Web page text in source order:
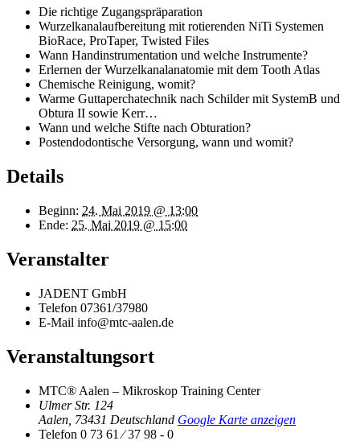
Die richtige Zugangspräparation
Wurzelkanalaufbereitung mit rotierenden NiTi Systemen
BioRace, ProTaper, Twisted Files
Wann Handinstrumentation und welche Instrumente?
Erlernen der Wurzelkanalanatomie mit dem Tooth Atlas
Chemische Reinigung, womit?
Warme Guttaperchatechnik nach Schilder mit SystemB und
Obtura II sowie Kerr…
Wann und welche Stifte nach Obturation?
Postendodontische Versorgung, wann und womit?
Details
Beginn: 24. Mai 2019 @ 13:00
Ende: 25. Mai 2019 @ 15:00
Veranstalter
JADENT GmbH
Telefon 07361/37980
E-Mail info@mtc-aalen.de
Veranstaltungsort
MTC® Aalen – Mikroskop Training Center
Ulmer Str. 124
Aalen 73431 Deutschland Google Karte anzeigen
Telefon 0 73 61 ⁄ 37 98 - 0